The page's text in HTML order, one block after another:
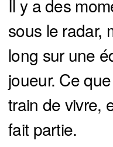
Il y a des
sous le radar,
long sur une
joueur. Ce
train de vivre,
fait partie.